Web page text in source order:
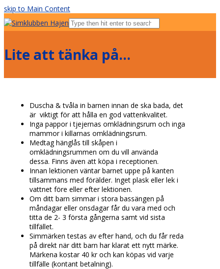
skip to Main Content
Open
Mobile
Lite att tänka på…
Duscha & tvåla in barnen innan de ska bada, det
är viktigt för att hålla en god vattenkvalitet.
Inga pappor i tjejernas omklädningsrum och inga
mammor i killarnas omklädningsrum.
Medtag hänglås till skåpen i
omklädningsrummen om du vill använda
dessa. Finns även att köpa i receptionen.
Innan lektionen väntar barnet uppe på kanten
tillsammans med förälder. Inget plask eller lek i
vattnet före eller efter lektionen.
Om ditt barn simmar i stora bassängen på
måndagar eller onsdagar får du vara med och
titta de 2- 3 första gångerna samt vid sista
tillfället.
Simmärken testas av efter hand, och du får reda
på direkt när ditt barn har klarat ett nytt märke.
Märkena kostar 40 kr och kan köpas vid varje
tillfälle (kontant betalning).